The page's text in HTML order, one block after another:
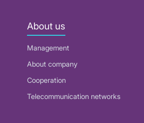
About us
Management
About company
Cooperation
Telecommunication networks